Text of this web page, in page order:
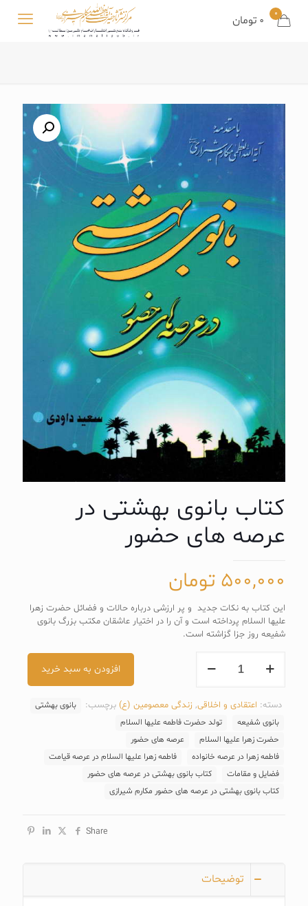
0
0 تومان
کتاب بانوی بهشتی در
عرصه های حضور
500,000 تومان
این کتاب به نکات جدید و پر ارزشی درباره حالات و فضائل حضرت زهرا
علیها السلام پرداخته است و آن را در اختیار عاشقان مکتب بزرگ بانوی
شفیعه روز جزا گزاشته است.
بانوی
عرصه
های
حضور
افزودن به سبد خرید
دسته: اعتقادی و اخلاقی, زندگی معصومین (ع) برچسب:
بانوی بهشتی
بانوی شفیعه
تولد حضرت فاطمه علیها السلام
حضرت زهرا علیها السلام
عرصه های حضور
فاطمه زهرا در عرصه خانواده
فاطمه زهرا علیها السلام در عرصه قیامت
فضایل و مقامات
کتاب بانوی بهشتی در عرصه های حضور
کتاب بانوی بهشتی در عرصه های حضور مکارم شیرازی
Share
توضیحات